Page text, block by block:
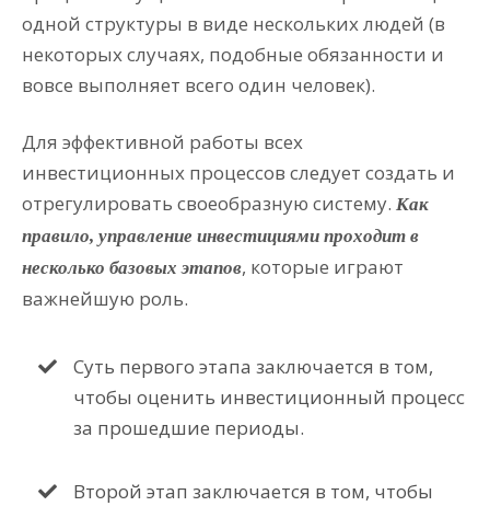
одной структуры в виде нескольких людей (в
некоторых случаях, подобные обязанности и
вовсе выполняет всего один человек).
Для эффективной работы всех
инвестиционных процессов следует создать и
отрегулировать своеобразную систему. Как
правило, управление инвестициями проходит в
несколько базовых этапов, которые играют
важнейшую роль.
Суть первого этапа заключается в том,
чтобы оценить инвестиционный процесс
за прошедшие периоды.
Второй этап заключается в том, чтобы